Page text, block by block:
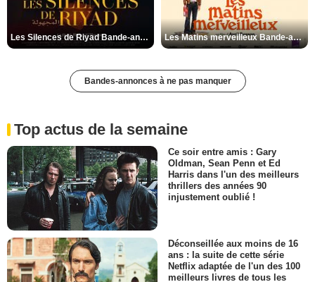
Les Silences de Riyad Bande-annonce VO STFR Les Matins merveilleux Bande-annonce VF
Bandes-annonces à ne pas manquer
Top actus de la semaine
Ce soir entre amis : Gary
Oldman, Sean Penn et Ed
Harris dans l'un des meilleurs
thrillers des années 90
injustement oublié !
Déconseillée aux moins de 16
ans : la suite de cette série
Netflix adaptée de l'un des 100
meilleurs livres de tous les